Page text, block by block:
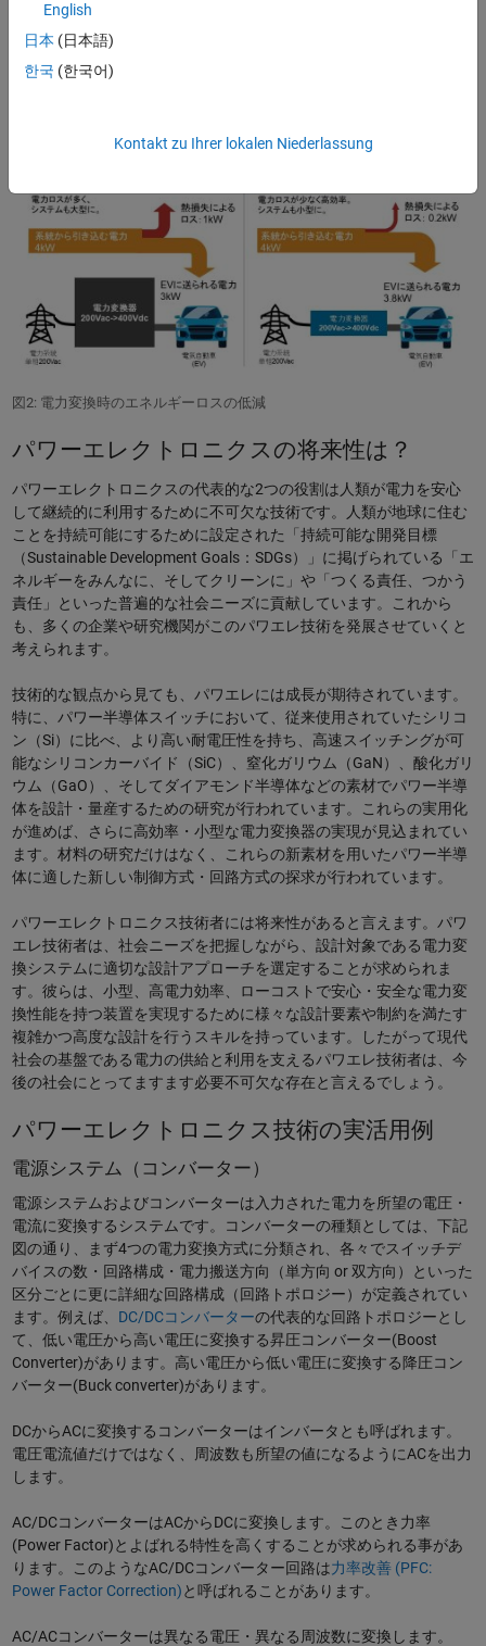
する熱を冷却する機構が必要になり設備が大型化してしまいます。
図の右側に示すようにパワエレ技術を活用して電力変換損失を下げ
ることでシステムの小型化を実現しながら、効率的に電力をEVに供
給することが可能になります。
図2: 電力変換時のエネルギーロスの低減
パワーエレクトロニクスの将来性は？
パワーエレクトロニクスの代表的な2つの役割は人類が電力を安心
して継続的に利用するために不可欠な技術です。人類が地球に住む
ことを持続可能にするために設定された「持続可能な開発目標
（Sustainable Development Goals：SDGs）」に掲げられている「エ
ネルギーをみんなに、そしてクリーンに」や「つくる責任、つかう
責任」といった普遍的な社会ニーズに貢献しています。これから
も、多くの企業や研究機関がこのパワエレ技術を発展させていくと
考えられます。
技術的な観点から見ても、パワエレには成長が期待されています。
特に、パワー半導体スイッチにおいて、従来使用されていたシリコ
ン（Si）に比べ、より高い耐電圧性を持ち、高速スイッチングが可
能なシリコンカーバイド（SiC）、窒化ガリウム（GaN）、酸化ガリ
ウム（GaO）、そしてダイアモンド半導体などの素材でパワー半導
体を設計・量産するための研究が行われています。これらの実用化
が進めば、さらに高効率・小型な電力変換器の実現が見込まれてい
ます。材料の研究だけはなく、これらの新素材を用いたパワー半導
体に適した新しい制御方式・回路方式の探求が行われています。
パワーエレクトロニクス技術者には将来性があると言えます。パワ
エレ技術者は、社会ニーズを把握しながら、設計対象である電力変
換システムに適切な設計アプローチを選定することが求められま
す。彼らは、小型、高電力効率、ローコストで安心・安全な電力変
換性能を持つ装置を実現するために様々な設計要素や制約を満たす
複雑かつ高度な設計を行うスキルを持っています。したがって現代
社会の基盤である電力の供給と利用を支えるパワエレ技術者は、今
後の社会にとってますます必要不可欠な存在と言えるでしょう。
パワーエレクトロニクス技術の実活用例
電源システム（コンバーター）
電源システムおよびコンバーターは入力された電力を所望の電圧・
電流に変換するシステムです。コンバーターの種類としては、下記
図の通り、まず4つの電力変換方式に分類され、各々でスイッチデ
バイスの数・回路構成・電力搬送方向（単方向 or 双方向）といった
区分ごとに更に詳細な回路構成（回路トポロジー）が定義されてい
ます。例えば、 DC/DCコンバーターの代表的な回路トポロジーとし
て、低い電圧から高い電圧に変換する昇圧コンバーター(Boost
Converter)があります。高い電圧から低い電圧に変換する降圧コン
バーター(Buck converter)があります。
DCからACに変換するコンバーターはインバータとも呼ばれます。
電圧電流値だけではなく、周波数も所望の値になるようにACを出力
します。
AC/DCコンバーターはACからDCに変換します。このとき力率
(Power Factor)とよばれる特性を高くすることが求められる事があ
ります。このようなAC/DCコンバーター回路は力率改善 (PFC:
Power Factor Correction)と呼ばれることがあります。
AC/ACコンバーターは異なる電圧・異なる周波数に変換します。
English
日本 (日本語)
한국 (한국어)
Kontakt zu Ihrer lokalen Niederlassung